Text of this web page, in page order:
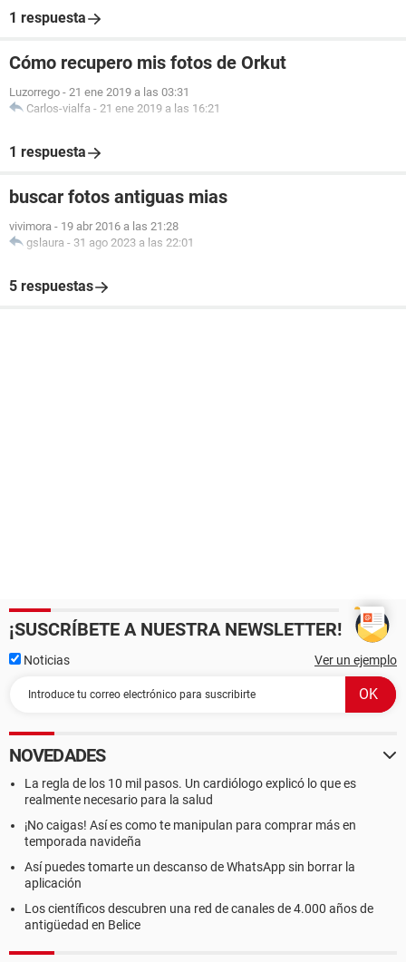
1 respuesta
Cómo recupero mis fotos de Orkut
Luzorrego - 21 ene 2019 a las 03:31
Carlos-vialfa - 21 ene 2019 a las 16:21
1 respuesta
buscar fotos antiguas mias
vivimora - 19 abr 2016 a las 21:28
gslaura - 31 ago 2023 a las 22:01
5 respuestas
¡SUSCRÍBETE A NUESTRA NEWSLETTER!
Noticias Ver un ejemplo
NOVEDADES
La regla de los 10 mil pasos. Un cardiólogo explicó lo que es
realmente necesario para la salud
¡No caigas! Así es como te manipulan para comprar más en
temporada navideña
Así puedes tomarte un descanso de WhatsApp sin borrar la
aplicación
Los científicos descubren una red de canales de 4.000 años de
antigüedad en Belice